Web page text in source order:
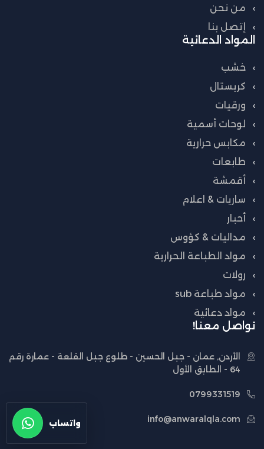
من نحن
إتصل بنا
المواد الدعائية
خشب
كريستال
ورقيات
لوحات أسمية
مكابس حرارية
طابعات
أقمشة
ساريات & اعلام
أحبار
مداليات & كؤوس
مواد الطباعة الحرارية
رولات
مواد طباعة sub
مواد دعائية
تواصل معنا!
الأردن, عمان - جبل الحسين - طلوع جبل القلعة - عمارة رقم
64 - الطابق الأول
0799331519
info@anwaralqla.com واتساب